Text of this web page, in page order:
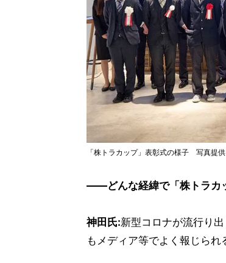
「株トラカップ」表彰式の様子 写真提
――どんな経緯で「株トラカ
神田氏:新型コロナが流行り
もメディア等でよく報じられ